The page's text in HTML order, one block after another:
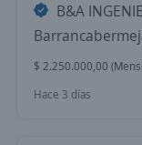
B&A
$ 2.250.000,00
Hace 3 días